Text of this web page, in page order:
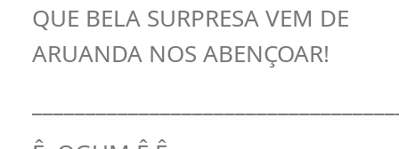
QUE BELA SURPRESA VEM DE
ARUANDA NOS ABENÇOAR!